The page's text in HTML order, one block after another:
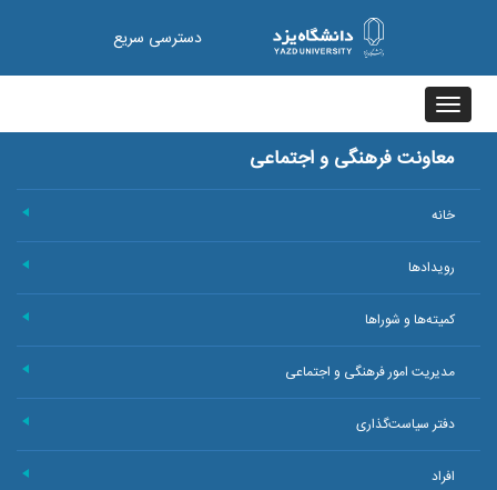
دسترسی سریع
Toggle
navigation
معاونت فرهنگی و اجتماعی
خانه
رویدادها
کمیته‌ها و شوراها
مدیریت امور فرهنگی و اجتماعی
دفتر سیاست‌گذاری
افراد